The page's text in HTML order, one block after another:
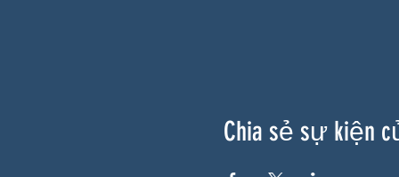
Chia sẻ sự kiện